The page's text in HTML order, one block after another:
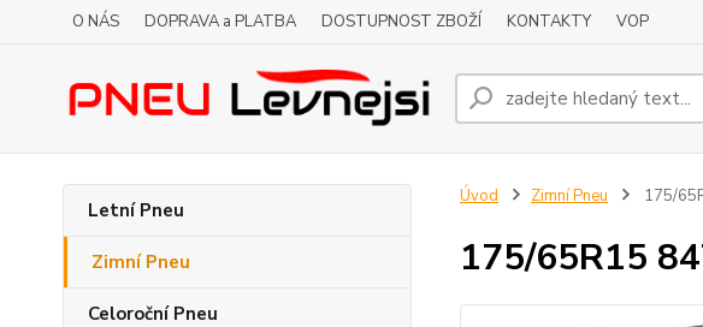
O NÁS DOPRAVA a PLATBA DOSTUPNOST ZBOŽÍ KONTAKTY VOP
Letní Pneu
Zimní Pneu
Celoroční Pneu
Úvod Zimní Pneu 175/
175/65R15